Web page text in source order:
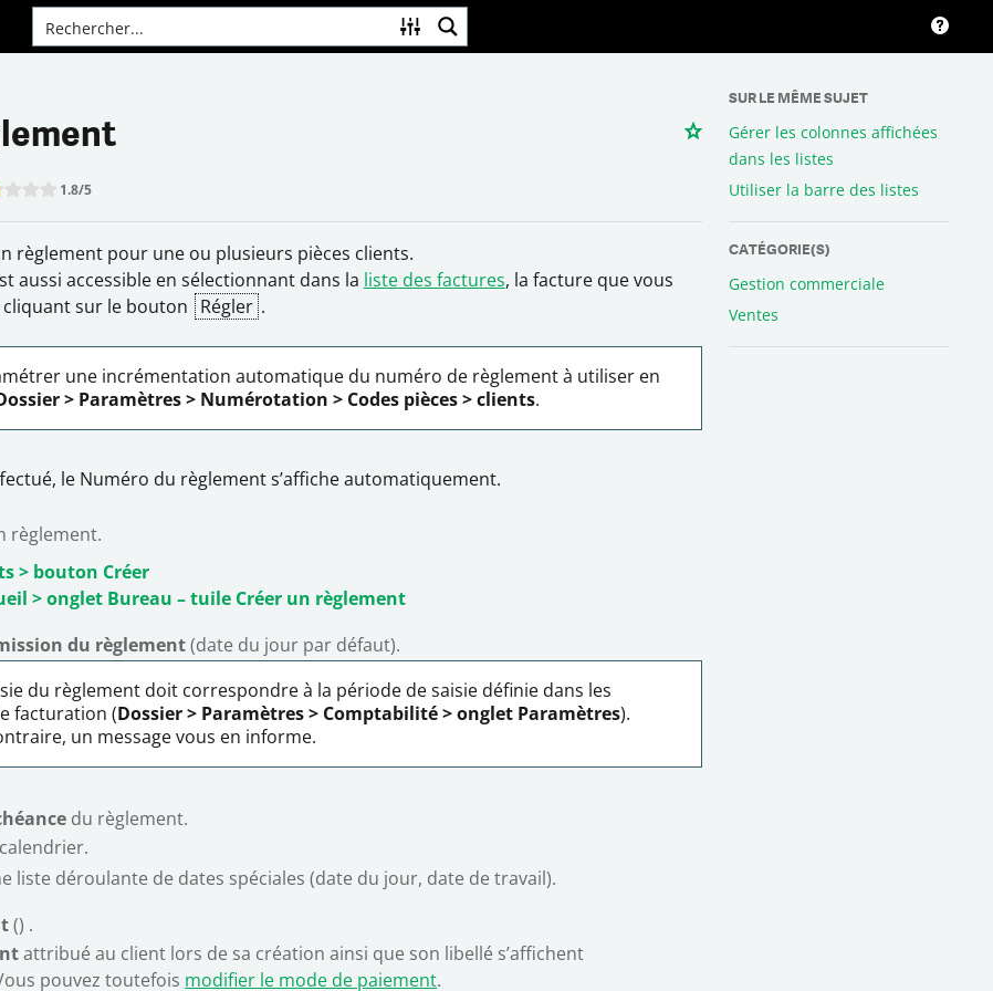
this item:
1.8/5
règlement pour une ou plusieurs pièces clients.
aussi accessible en sélectionnant dans la liste des factures, la facture que vous
sur le bouton Régler .
une incrémentation automatique du numéro de règlementà utiliser en
> Paramètres> Numérotation > Codes pièces >clients.
le Numéro du règlement s’affiche automatiquement.
règlement.
> bouton Créer
> onglet Bureau – tuile Créer un règlement
du règlement(date du jour par défaut).
du règlement doit correspondre à la période de saisie définie dans les
facturation (Dossier > Paramètres > Comptabilité >onglet Paramètres).
un message vous en informe.
du règlement.
liste déroulante de dates spéciales (date du jour, date de travail).
() .
attribué au client lors de sa création ainsi que son libellé s’affichent
pouvez toutefois modifier le mode de paiement.
SUR LE MÊME SUJET
Gérer les colonnes affichées
dans les listes
Utiliser la barre des listes
CATÉGORIE(S)
Gestion commerciale
Ventes